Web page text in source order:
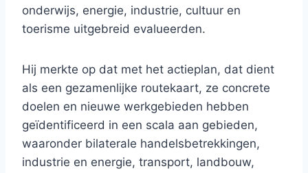
onderwijs, energie, industrie, cultuur en
toerisme uitgebreid evalueerden.
Hij merkte op dat met het actieplan, dat dient
als een gezamenlijke routekaart, ze concrete
doelen en nieuwe werkgebieden hebben
geïdentificeerd in een scala aan gebieden,
waaronder bilaterale handelsbetrekkingen,
industrie en energie, transport, landbouw,